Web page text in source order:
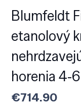
Blumfeldt
etanolový
horenia 4-
€714.90